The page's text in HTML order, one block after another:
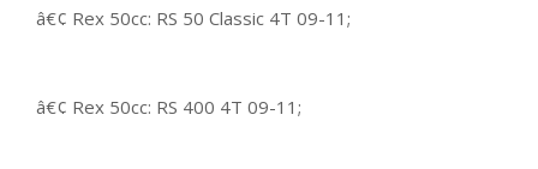
â€¢ Rex 50cc: RS 50 Classic 4T 09-11;
â€¢ Rex 50cc: RS 400 4T 09-11;